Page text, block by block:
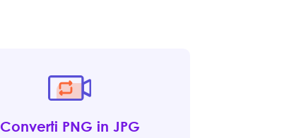
Converti PNG in JPG